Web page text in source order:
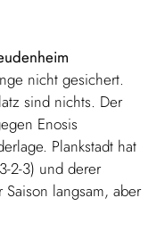
nicht gesichert.
sind nichts. Der
Enosis
Plankstadt hat
2-3) und derer
langsam, aber